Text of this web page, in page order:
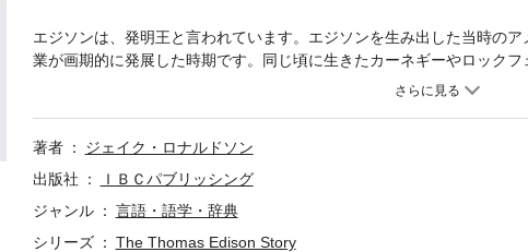
エジソンは、発明王と言われています。エジソンを生み出した当時の
業が画期的に発展した時期です。同じ頃に生きたカーネギーやロックフ
らは一庶民から身を起こし、現在もアメリカに君臨する世界企業を造
著者
ジェイク・ロナルドソン
出版社
ＩＢＣパブリッシング
ジャンル
言語・語学・辞典
シリーズ
The Thomas Edison Story